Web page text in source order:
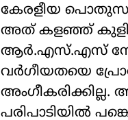
കേരളീയ
അത് കളഞ്ഞ്
ആർ.എസ്.എസ്
വർഗീയതയെ
പരിപാടിയിൽ